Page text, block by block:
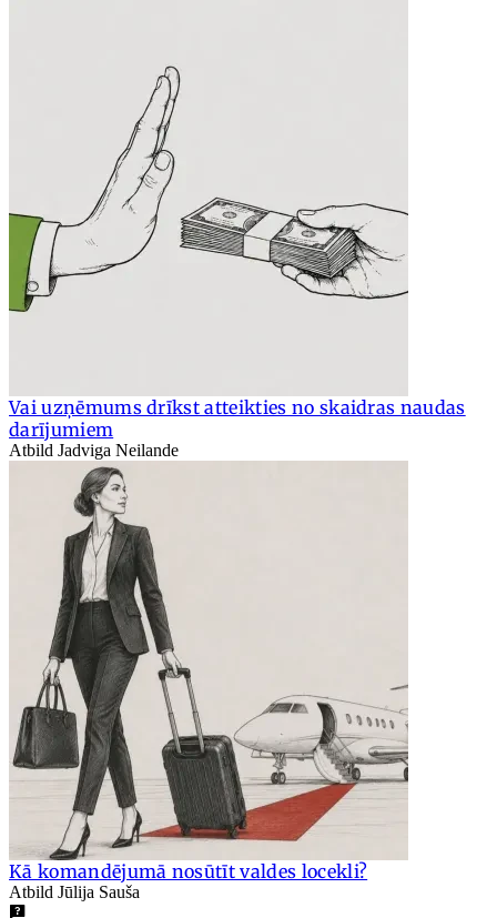
Vai uzņēmums drīkst atteikties no skaidras naudas
darījumiem
Atbild Jadviga Neilande
Kā komandējumā nosūtīt valdes locekli?
Atbild Jūlija Sauša